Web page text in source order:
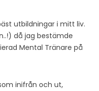
utbildningar i mitt liv.
då jag bestämde
Mental Tränare på
inifrån och ut,